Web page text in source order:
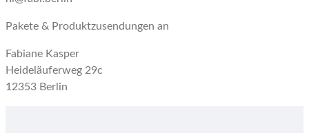
Pakete & Produktzusendungen an
Fabiane Kasper
Heideläuferweg 29c
12353 Berlin